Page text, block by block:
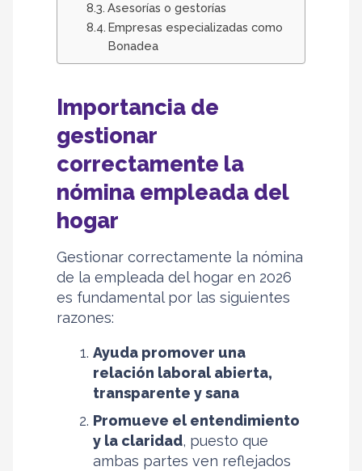
Asesorías o gestorías
Empresas especializadas como
Bonadea
Importancia de
gestionar
correctamente la
nómina empleada del
hogar
Gestionar correctamente la nómina
de la empleada del hogar en 2026
es fundamental por las siguientes
razones:
Ayuda promover una
relación laboral abierta,
transparente y sana
Promueve el entendimiento
y la claridad, puesto que
ambas partes ven reflejados